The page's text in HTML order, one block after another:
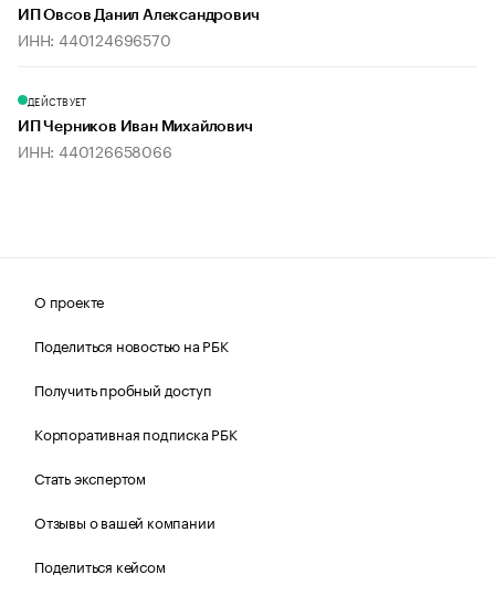
ИП Овсов Данил Александрович
ИНН: 440124696570
ДЕЙСТВУЕТ
ИП Черников Иван Михайлович
ИНН: 440126658066
О проекте
Поделиться новостью на РБК
Получить пробный доступ
Корпоративная подписка РБК
Стать экспертом
Отзывы о вашей компании
Поделиться кейсом